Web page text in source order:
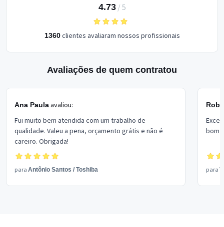
4.73/ 5
1360clientes avaliaram nossos profissionais
Avaliações de quem contratou
Ana Paulaavaliou:
Fui muito bem atendida com um trabalho de
qualidade. Valeu a pena, orçamento grátis e não é
careiro. Obrigada!
para Antônio Santos / Toshiba
bom
para